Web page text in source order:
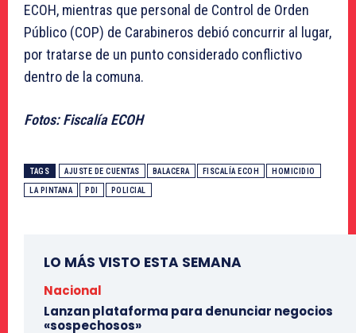
ECOH, mientras que personal de Control de Orden
Público (COP) de Carabineros debió concurrir al lugar,
por tratarse de un punto considerado conflictivo
dentro de la comuna.
Fotos: Fiscalía ECOH
TAGS AJUSTE DE CUENTAS BALACERA FISCALÍA ECOH HOMICIDIO
LA PINTANA PDI POLICIAL
LO MÁS VISTO ESTA SEMANA
Nacional
Lanzan plataforma para denunciar negocios
«sospechosos»